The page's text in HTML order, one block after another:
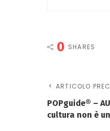
0 SHARES
ARTICOLO
POPguide® –
cultura non è